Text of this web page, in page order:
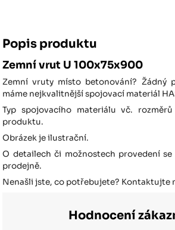
Popis produktu
Zemní vrut U 100x75x900
Zemní vruty místo betonování? Žádný
máme nejkvalitnější spojovací materiál
Typ spojovacího materiálu vč.
produktu.
Obrázek je ilustrační.
O detailech či možnostech provedení
prodejně.
Nenašli jste, co potřebujete? Kontaktujte
Hodnocení